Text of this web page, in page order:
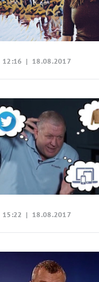
12:16 | 18.08.2017
15:22 | 18.08.2017